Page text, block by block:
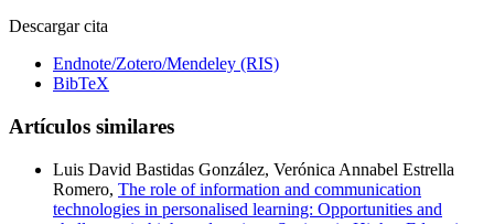
Descargar cita
Endnote/Zotero/Mendeley (RIS)
BibTeX
Artículos similares
Luis David Bastidas González, Verónica Annabel Estrella
Romero, The role of information and communication
technologies in personalised learning: Opportunities and